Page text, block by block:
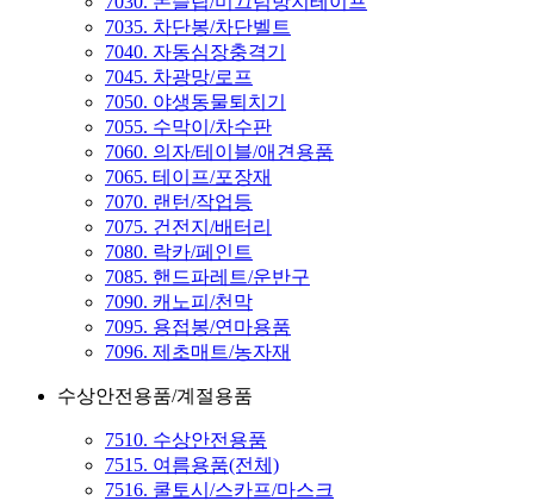
7035. 차단봉/차단벨트
7040. 자동심장충격기
7045. 차광망/로프
7050. 야생동물퇴치기
7055. 수막이/차수판
7060. 의자/테이블/애견용품
7065. 테이프/포장재
7070. 랜턴/작업등
7075. 건전지/배터리
7080. 락카/페인트
7085. 핸드파레트/운반구
7090. 캐노피/천막
7095. 용접봉/연마용품
7096. 제초매트/농자재
수상안전용품/계절용품
7510. 수상안전용품
7515. 여름용품(전체)
7516. 쿨토시/스카프/마스크